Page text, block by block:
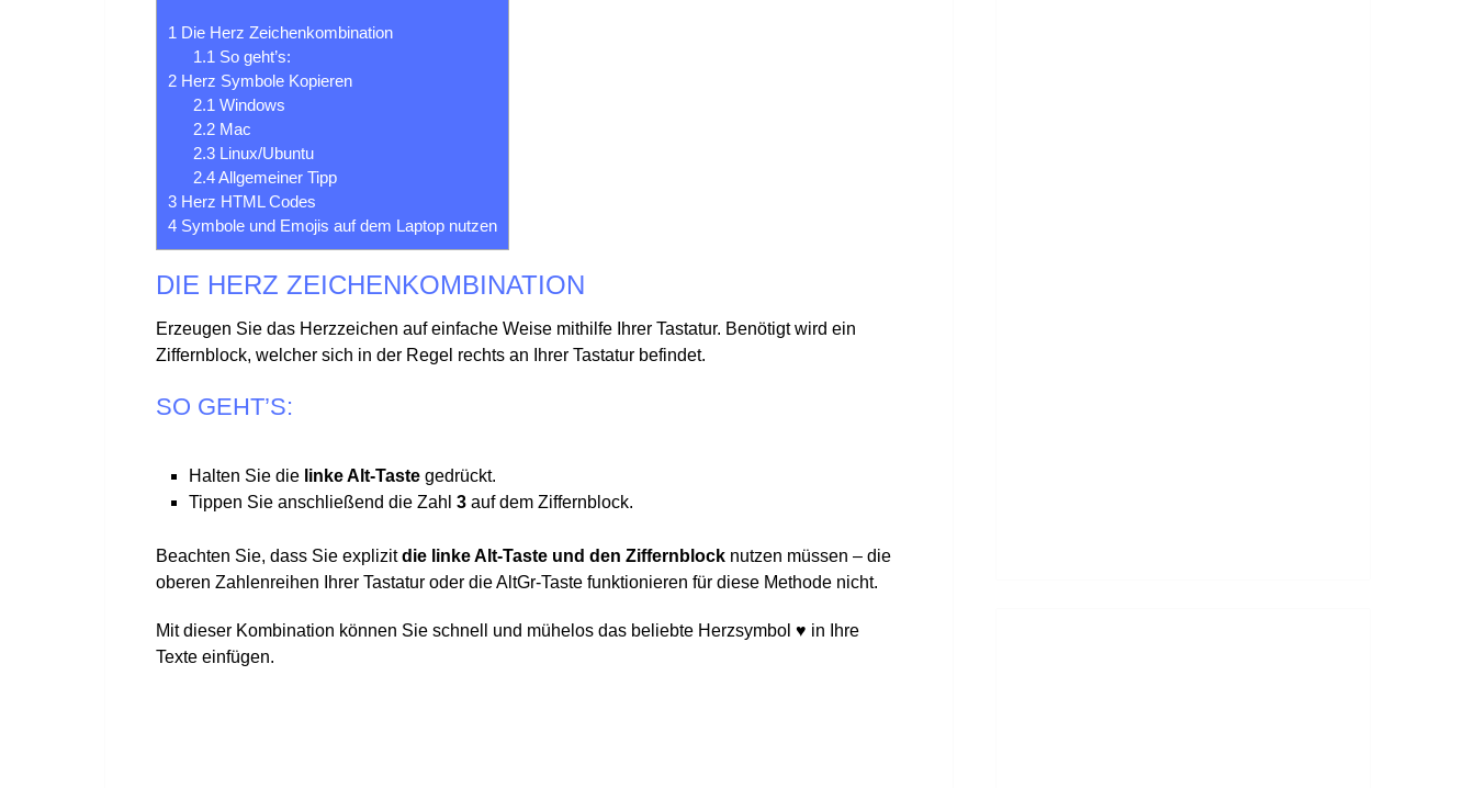
1 Die Herz Zeichenkombination
1.1 So geht’s:
2 Herz Symbole Kopieren
2.1 Windows
2.2Mac
2.3Linux/Ubuntu
2.4Allgemeiner Tipp
3 Herz HTML Codes
4 Symbole und Emojis auf dem Laptop nutzen
DIE HERZ ZEICHENKOMBINATION
Erzeugen Sie das Herzzeichen auf einfache Weise mithilfe Ihrer Tastatur. Benötigt wird ein
Ziffernblock, welcher sich in der Regel rechts an Ihrer Tastatur befindet.
SO GEHT’S:
Halten Sie die linke Alt-Taste gedrückt.
Tippen Sie anschließend die Zahl3 auf dem Ziffernblock.
Beachten Sie, dass Sie explizitdie linke Alt-Taste und den Ziffernblock nutzen müssen – die
oberen Zahlenreihen Ihrer Tastatur oder die AltGr-Taste funktionieren für diese Methode nicht.
Mit dieser Kombination können Sie schnell und mühelos das beliebte Herzsymbol ♥ in Ihre
Texte einfügen.